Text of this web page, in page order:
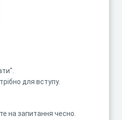
для вступу.
на запитання чесно.